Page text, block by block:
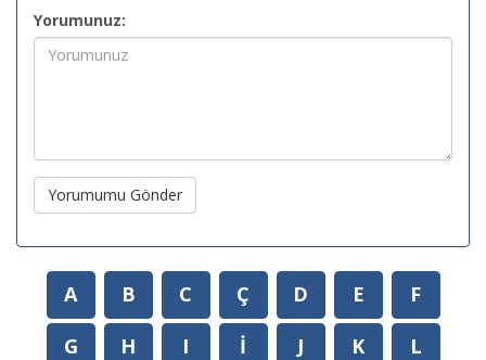
Yorumunuz:
Yorumumu Gönder
A B C Ç D E
F
G
H I İ J K
L